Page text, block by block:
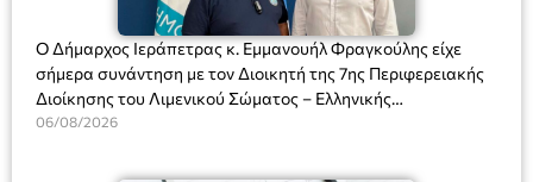
Ο Δήμαρχος Ιεράπετρας κ. Εμμανουήλ Φραγκούλης είχε
σήμερα συνάντηση με τον Διοικητή της 7ης Περιφερειακής
Διοίκησης του Λιμενικού Σώματος – Ελληνικής
Ακτοφυλακής (Λ.Σ.-ΕΛ.ΑΚΤ.), Αρχιπλοίαρχο Λ.Σ. κ. Ιωάννη
06/08/2026